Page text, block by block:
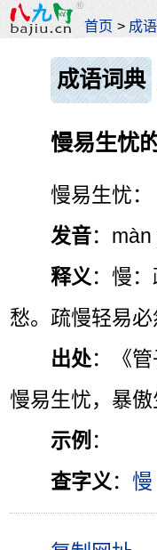
首页 > 成
成语词典
慢易生忧
慢易生忧：
发音：
释义 ：慢
愁。疏慢轻易必
出处：《管
慢易生忧，暴
示例 ：
查字义 ： 慢